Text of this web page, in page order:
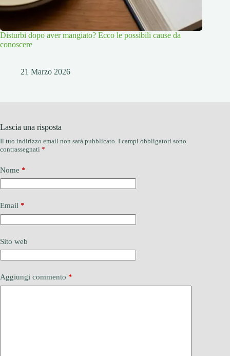
Disturbi dopo aver mangiato? Ecco le possibili cause da
conoscere
21 Marzo 2026
Lascia una risposta
Il tuo indirizzo email non sarà pubblicato. I campi obbligatori sono
contrassegnati *
Nome *
Email *
Sito web
Aggiungi commento *